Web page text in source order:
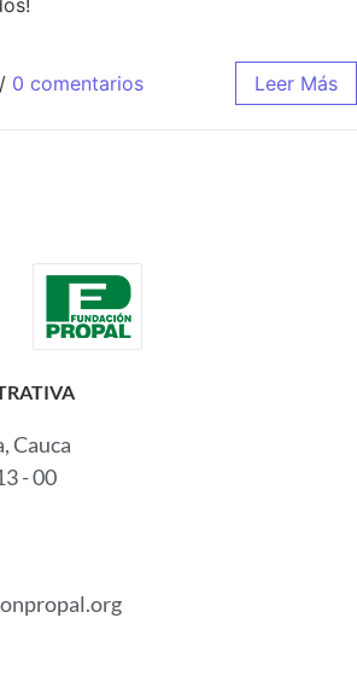
/ 0 comentarios Leer Más
Cauca
- 00